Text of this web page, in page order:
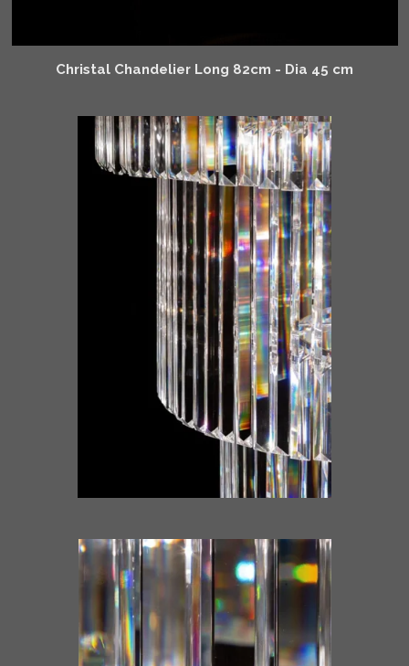
Christal Chandelier Long 82cm - Dia 45 cm